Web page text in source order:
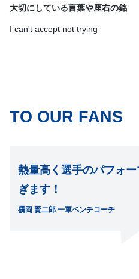
大切にしている言葉や座右の銘
I can't accept not trying
TO OUR FANS
熱量高く選手のパフォ
ぎます！
靍岡 賢二郎 一軍ベンチコーチ